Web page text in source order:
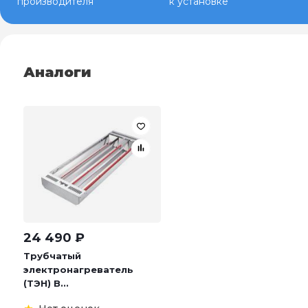
Аналоги
24 490 ₽
Трубчатый
электронагреватель
(ТЭН) B...